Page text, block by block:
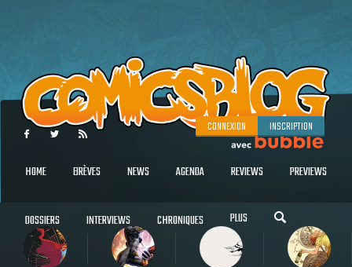
CONNEXION INSCRIPTION
HOME BRÈVES NEWS AGENDA REVIEWS PREVIEWS
DOSSIERS INTERVIEWS CHRONIQUES PLUS